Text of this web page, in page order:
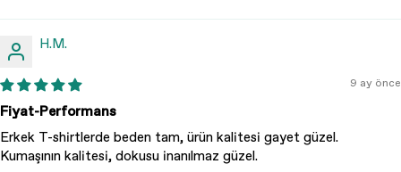
H.M.
9 ay önce
Fiyat-Performans
Erkek T-shirtlerde beden tam, ürün kalitesi gayet güzel.
Kumaşının kalitesi, dokusu inanılmaz güzel.